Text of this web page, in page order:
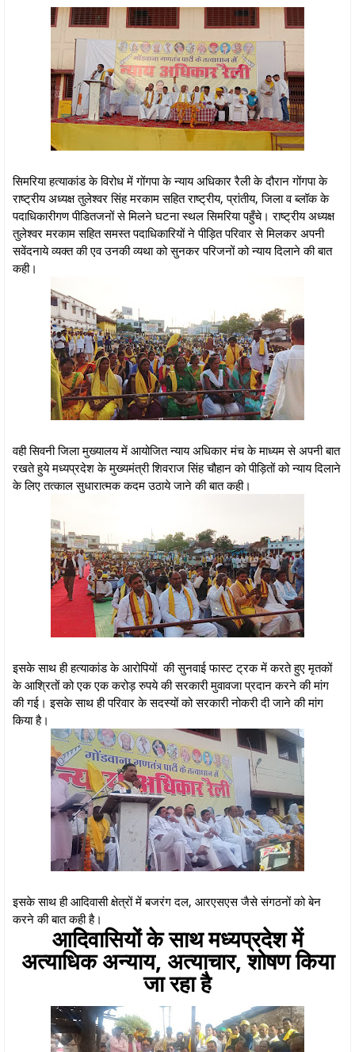
सिमरिया हत्याकांड के विरोध में गोंगपा के न्याय अधिकार रैली के दौरान गोंगपा के
राष्ट्रीय अध्यक्ष तुलेश्वर सिंह मरकाम सहित राष्ट्रीय, प्रांतीय, जिला व ब्लॉक के
पदाधिकारीगण पीडितजनों से मिलने घटना स्थल सिमरिया पहुँचे। राष्ट्रीय अध्यक्ष
तुलेश्वर मरकाम सहित समस्त पदाधिकारियों ने पीड़ित परिवार से मिलकर अपनी
सवेंदनाये व्यक्त की एव उनकी व्यथा को सुनकर परिजनों को न्याय दिलाने की बात
कही।
वही सिवनी जिला मुख्यालय में आयोजित न्याय अधिकार मंच के माध्यम से अपनी बात
रखते हुये मध्यप्रदेश के मुख्यमंत्री शिवराज सिंह चौहान को पीड़ितों को न्याय दिलाने
के लिए तत्काल सुधारात्मक कदम उठाये जाने की बात कही।
इसके साथ ही हत्याकांड के आरोपियों की सुनवाई फास्ट ट्रक में करते हुए मृतकों
के आश्रितों को एक एक करोड़ रुपये की सरकारी मुवावजा प्रदान करने की मांग
की गई। इसके साथ ही परिवार के सदस्यों को सरकारी नोकरी दी जाने की मांग
किया है।
इसके साथ ही आदिवासी क्षेत्रों में बजरंग दल, आरएसएस जैसे संगठनों को बेन
करने की बात कही है।
आदिवासियों के साथ मध्यप्रदेश में
अत्याधिक अन्याय, अत्याचार, शोषण किया
जा रहा है